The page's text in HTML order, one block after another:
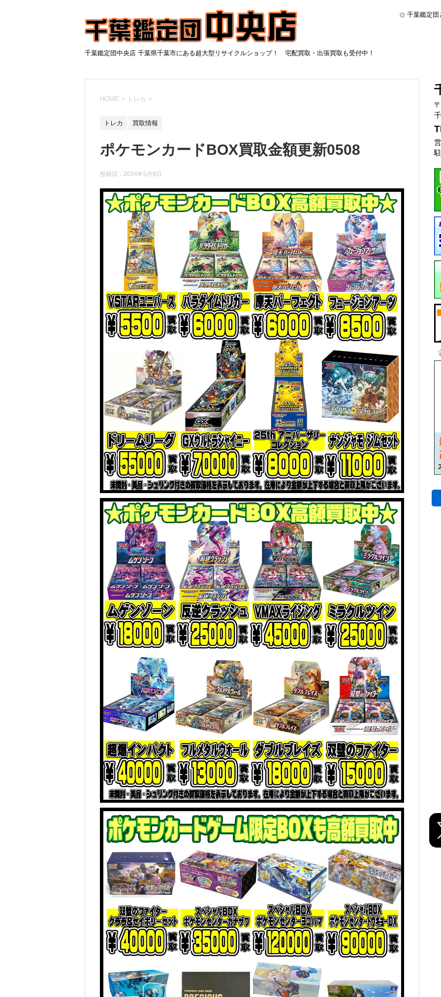
千葉鑑定団中央店 千葉県千葉市にある超大型リサイクルショップ！ 宅配買取・出張買取も受付中！
千葉鑑定団
HOME > トレカ >
トレカ 買取情報
ポケモンカードBOX買取金額更新0508
投稿日： 2024年5月8日